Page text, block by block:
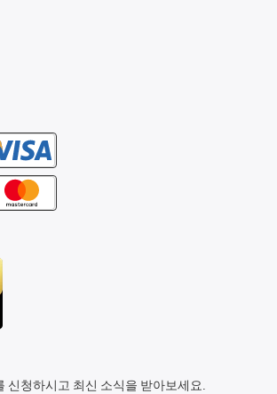
신청하시고 최신 소식을 받아보세요.